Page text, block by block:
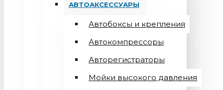
АВТОАКСЕССУАРЫ
Автобоксы и крепления
Автокомпрессоры
Авторегистраторы
Мойки высокого давления